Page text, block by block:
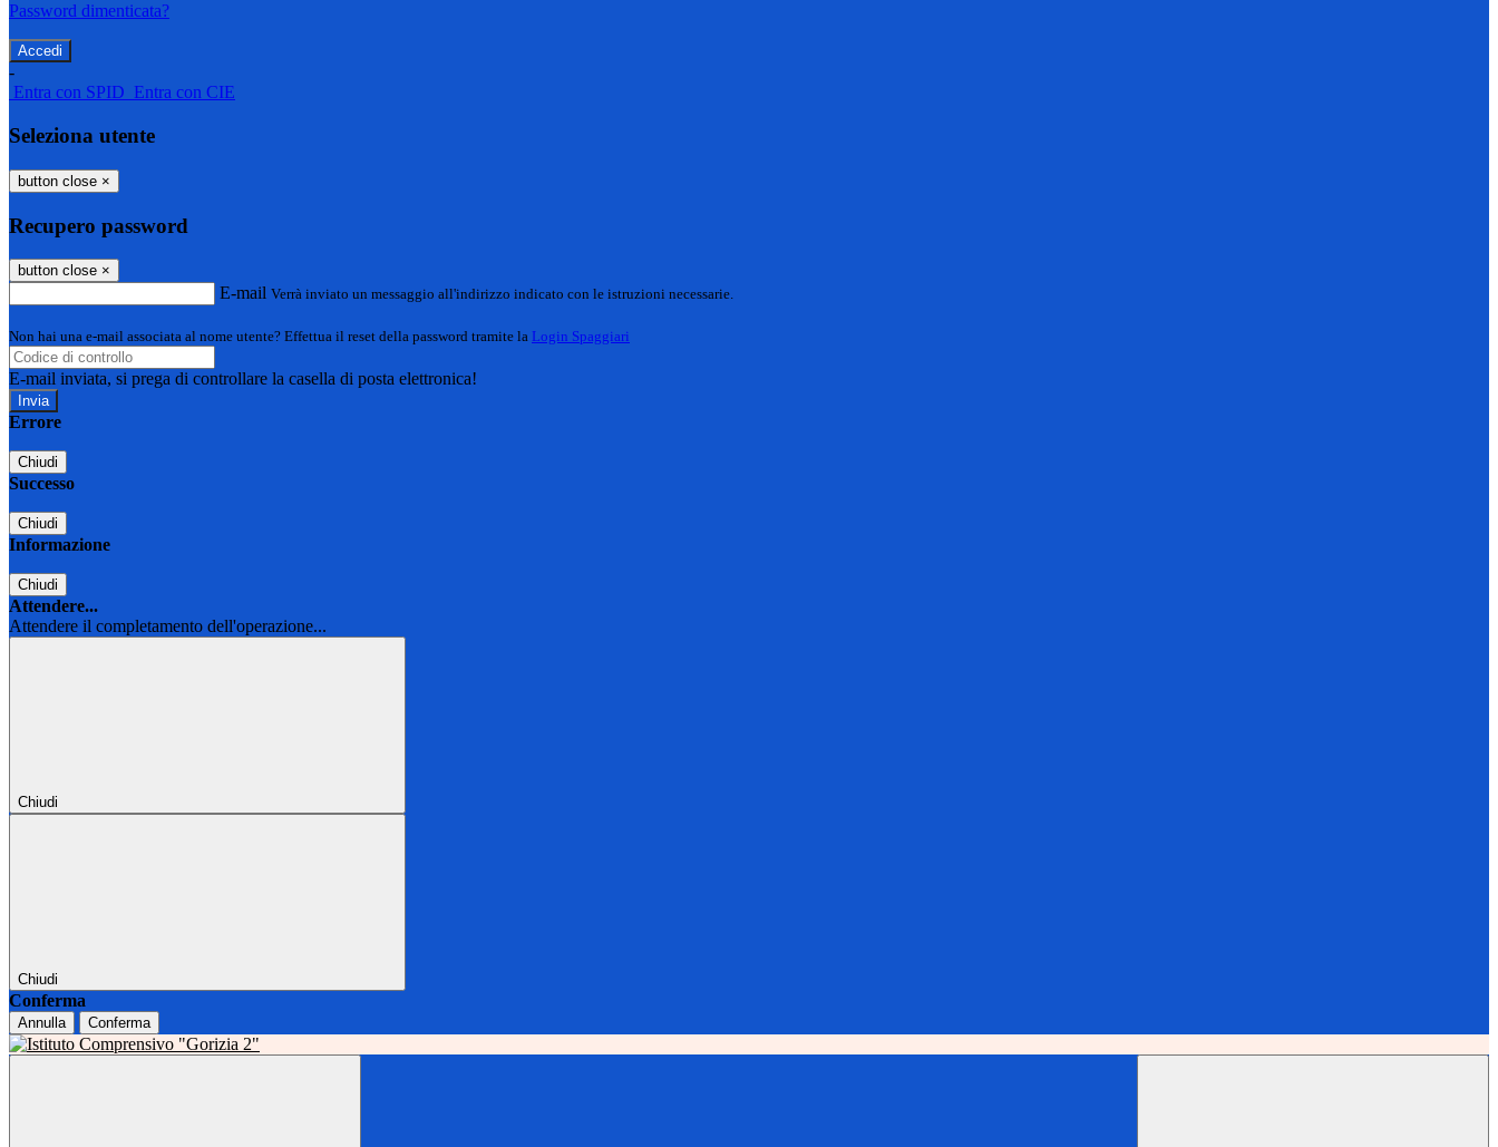
Password dimenticata?
-
Entra con SPID Entra con CIE
Seleziona utente
button close ×
Recupero password
button close ×
E-mail Verrà inviato un messaggio all'indirizzo indicato con le istruzioni necessarie.
Non hai una e-mail associata al nome utente? Effettua il reset della password tramite la Login Spaggiari
E-mail inviata, si prega di controllare la casella di posta elettronica!
Errore
Chiudi
Successo
Chiudi
Informazione
Chiudi
Attendere...
Attendere il completamento dell'operazione...
Chiudi
Chiudi
Conferma
Annulla Conferma